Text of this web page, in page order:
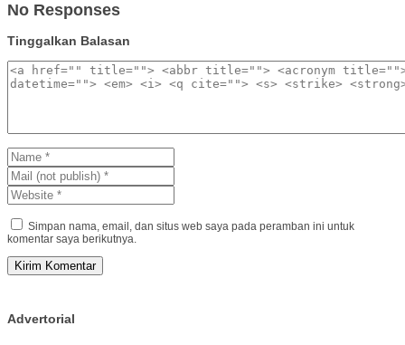
No Responses
Tinggalkan Balasan
Simpan nama, email, dan situs web saya pada peramban ini untuk
komentar saya berikutnya.
Advertorial